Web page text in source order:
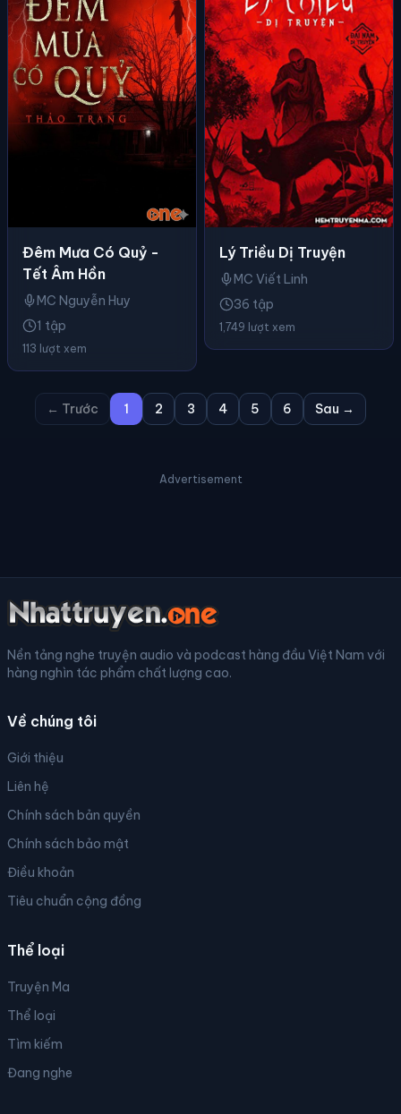
Đêm Mưa Có Quỷ -
Tết Âm Hồn
MC Nguyễn Huy
1 tập
113 lượt xem
Lý Triều Dị Truyện
MC Viết Linh
36 tập
1,749 lượt xem
← Trước 1 2 3 4 5 6 Sau →
Advertisement
Nền tảng nghe truyện audio và podcast hàng đầu Việt Nam với
hàng nghìn tác phẩm chất lượng cao.
Về chúng tôi
Giới thiệu
Liên hệ
Chính sách bản quyền
Chính sách bảo mật
Điều khoản
Tiêu chuẩn cộng đồng
Thể loại
Truyện Ma
Thể loại
Tìm kiếm
Đang nghe